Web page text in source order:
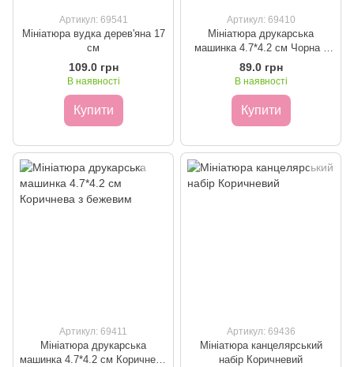
Артикул: 69541
Мініатюра вудка дерев'яна 17
см
109.0 грн
В наявності
Купити
Артикул: 69410
Мініатюра друкарська
машинка 4.7*4.2 см Чорна з
м'ятним
89.0 грн
В наявності
Купити
Артикул: 69411
Мініатюра друкарська
машинка 4.7*4.2 см Коричнева
Артикул: 69436
Мініатюра канцелярський
набір Коричневий